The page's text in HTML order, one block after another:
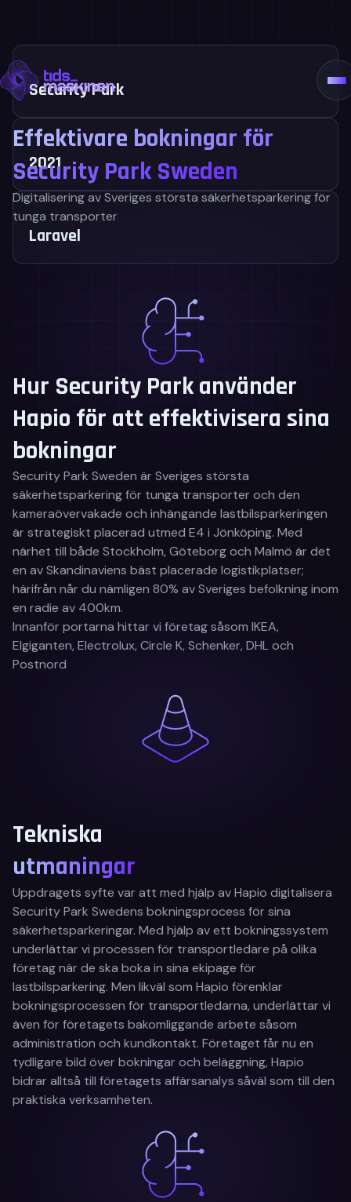
innehåll
Kontakt
Effektivare bokningar för
Security Park Sweden
Digitalisering av Sveriges största säkerhetsparkering för
tunga transporter
Security Park
2021
Laravel
Hur Security Park använder
Hapio för att effektivisera sina
bokningar
Security Park Sweden är Sveriges största
säkerhetsparkering för tunga transporter och den
kameraövervakade och inhängande lastbilsparkeringen
är strategiskt placerad utmed E4 i Jönköping. Med
närhet till både Stockholm, Göteborg och Malmö är det
en av Skandinaviens bäst placerade logistikplatser;
härifrån når du nämligen 80% av Sveriges befolkning inom
en radie av 400km.
Innanför portarna hittar vi företag såsom IKEA,
Elgiganten, Electrolux, Circle K, Schenker, DHL och
Postnord
Tekniska
utmaningar
Uppdragets syfte var att med hjälp av Hapio digitalisera
Security Park Swedens bokningsprocess för sina
säkerhetsparkeringar. Med hjälp av ett bokningssystem
underlättar vi processen för transportledare på olika
företag när de ska boka in sina ekipage för
lastbilsparkering. Men likväl som Hapio förenklar
bokningsprocessen för transportledarna, underlättar vi
även för företagets bakomliggande arbete såsom
administration och kundkontakt. Företaget får nu en
tydligare bild över bokningar och beläggning, Hapio
bidrar alltså till företagets affärsanalys såväl som till den
praktiska verksamheten.